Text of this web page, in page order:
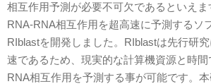
相互作用予測が必要不可欠であるといえま
RNA-RNA相互作用を超高速に予測するソ
RIblastを開発しました。RIblastは先行研
速であるため、現実的な計算機資源と時
RNA相互作用を予測する事が可能です。